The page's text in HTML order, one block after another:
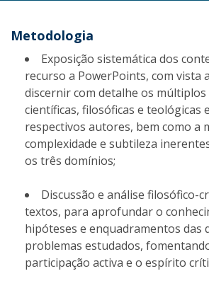
Metodologia
Exposição sistemática dos
recurso a PowerPoints, com vista
discernir com detalhe os
científicas, filosóficas e teológicas
respectivos autores, bem como a
complexidade e subtileza
os três domínios;
Discussão e análise filosófico-
textos, para aprofundar o
hipóteses e enquadramentos das
problemas estudados,
participação activa e o espírito